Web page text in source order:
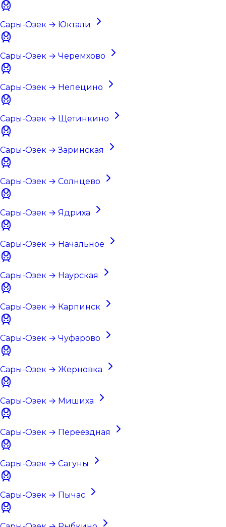
Сары-Озек → Юктали
Сары-Озек → Черемхово
Сары-Озек → Непецино
Сары-Озек → Щетинкино
Сары-Озек → Заринская
Сары-Озек → Солнцево
Сары-Озек → Ядриха
Сары-Озек → Начальное
Сары-Озек → Наурская
Сары-Озек → Карпинск
Сары-Озек → Чуфарово
Сары-Озек → Жерновка
Сары-Озек → Мишиха
Сары-Озек → Переездная
Сары-Озек → Сагуны
Сары-Озек → Пычас